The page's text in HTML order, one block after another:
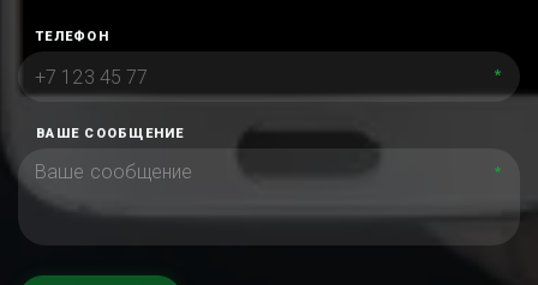
ТЕЛЕФОН
*
ВАШЕ СООБЩЕНИЕ
*